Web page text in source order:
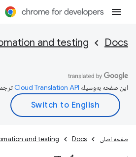
Docs
and testing
این صفحه به‌وسیله
صفحه اصلی Docs
and testing